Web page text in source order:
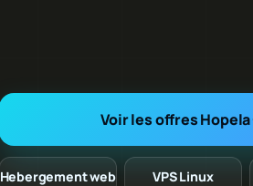
Voir les offres Hopela
Hebergement web VPS Linux